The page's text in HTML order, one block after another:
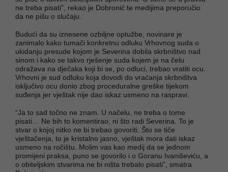
ne treba pisati”, rekao je Dobronić te medijima preporučio
da ne pišu o slučaju.
Budući da su iznesene ozbiljne optužbe, novinare je
zanimalo kako tumači konkretnu odluku Vrhovnog suda o
ukidanju presude kojom je Severina dobila skrbništvo nad
sinom i kako se takvo rješenje suda kojem je na čelu
odražava na dječaka koji bi se, po odluci, trebao vratiti ocu.
Vrhovni je sud odluku koja dovodi do vraćanja skrbništva
isključivo ocu donio zbog proceduralne greške tijekom
suđenja jer vještak nije dao iskaz usmeno na raspravi.
“Ja to sad točno ne znam. U načelu, ne treba o tome
pisati… Ne bih to komentirao, ni što radi Severina. To je
stvar o kojoj nitko ne bi trebao govoriti. Što se tiče
vještačenja, to je kristalno jasno, vještak mora dati iskaz
usmeno na ročištu. Molim vas kao medij da se jednom
promijeni praksa, puno se govorilo i o Goranu Ivaniševiću, a
o obiteljskim stvarima ne bi ništa trebalo pisati”, smatra